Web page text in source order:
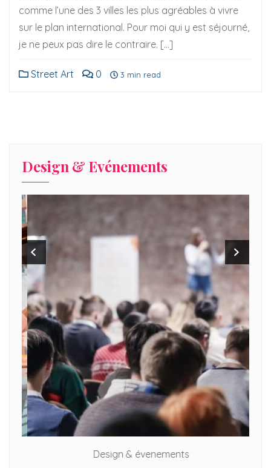
comme l’une des 3 villes les plus agréables à vivre
sur le plan international. Pour moi qui y est séjourné,
je ne peux pas dire le contraire. […]
Street Art 0 3 min read
Design & Evénements
Design & évenements